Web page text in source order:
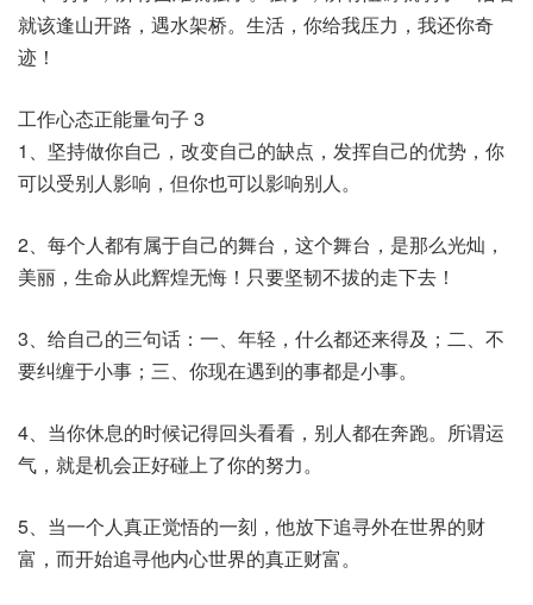
就该逢山开路，遇水架桥。生活，你给我压力，我还你奇
迹！
工作心态正能量句子 3
1、坚持做你自己，改变自己的缺点，发挥自己的优势，你
可以受别人影响，但你也可以影响别人。
2、每个人都有属于自己的舞台，这个舞台，是那么光灿，
美丽，生命从此辉煌无悔！只要坚韧不拔的走下去！
3、给自己的三句话：一、年轻，什么都还来得及；二、不
要纠缠于小事；三、你现在遇到的事都是小事。
4、当你休息的时候记得回头看看，别人都在奔跑。所谓运
气，就是机会正好碰上了你的努力。
5、当一个人真正觉悟的一刻，他放下追寻外在世界的财
富，而开始追寻他内心世界的真正财富。